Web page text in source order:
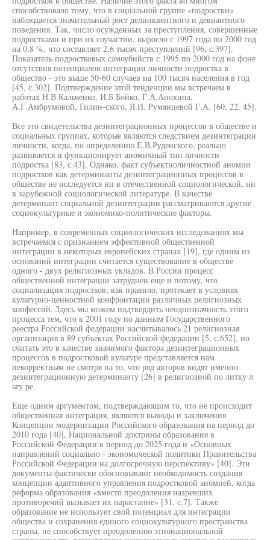
способствовало тому, что в социальной группе «подростки»
наблюдается значительный рост делинквентного и девиантного
поведения. Так, число осужденных за преступления, совершенные
подростками и при их соучастии, выросло с 1997 года по 2000 год
на 0,8 %, что составляет 2,6 тысяч преступлений [96, с.397].
Показатель подростковых самоубийств с 1995 по 2000 год на фоне
отсутствия потенциалов интеграции личности подростка в
общество - это выше 50-60 случаев на 100 тысяч населения в год
[45, с.302]. Подтверждение этой тенденции мы встречаем в
работах Н.В.Кальченко, И.Б.Бойко, Г.А.Анохина,
А.Г.Амбрумовой, Гилин-ского, Я.И. Румянцевой Г.А. [60, 22, 45].
Все это свидетельства дезинтеграционных процессов в обществе и
социальных группах, которые являются следствием дезинтеграции
личности, когда, по определению Е.В.Руденского, реально
развивается и функционирует аномичный тип личности
подростка [83, с.43]. Однако, факт субъектноличностной аномии
подростков как детерминанты дезинтеграционных процессов в
обществе не исследуется ни в отечественной социологической, ни
в зарубежной социологической литературе. В качестве
детерминант социальной дезинтеграции рассматриваются другие
социокультурные и экономико-политические факторы.
Например, в современных социологических исследованиях мы
встречаемся с признанием эффективной общественной
интеграции в некоторых европейских странах [19], где одним из
оснований интеграции считается существование в обществе
одного - двух религиозных укладов. В России процесс
общественной интеграции затруднен еще и потому, что
социализация подростков, как правило, протекает в условиях
культурно-ценностной конфронтации различных религиозных
конфессий. Здесь мы можем подтвердить неоднозначность этого
процесса тем, что к 2001 году по данным Государственного
реестра Российской федерации насчитывалось 21 религиозная
организация в 89 субъектах Российской федерации [5, с.652], но
считать это в качестве значимого фактора дезинтеграционных
процессов в подростковой культуре представляется нам
некорректным не смотря на то, что ряд авторов видят именно
дезинтеграционную детерминанту [26] в религиозной по литку л
ьту ре.
Еще одним аргументом, подтверждающим то, что не происходит
общественная интеграция, являются выводы и заключения
Концепции модернизации Российского образования на период до
2010 года [40], Национальной доктрины образования в
Российской Федерации в период до 2025 года и «Основных
направлений социально - экономической политики Правительства
Российской Федерации на долгосрочную перспективу» [40]. Эти
документы фактически обосновывают необходимость создания
концепции адаптивного управления подростковой аномией, когда
реформа образования «вместо преодоления назревших
противоречий вызывает их нарастание» [31, с.7]. Также
образование не использует свой потенциал для интеграции
общества и сохранения единого социокультурного пространства
страны, не способствует преодолению этнонациональной